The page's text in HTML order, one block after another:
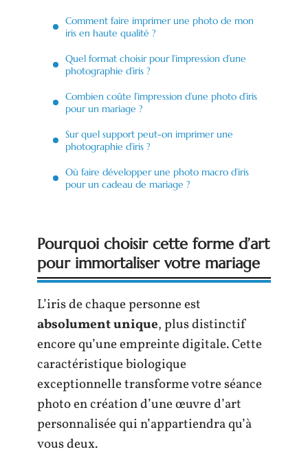
Comment faire imprimer une photo de mon
iris en haute qualité ?
Quel format choisir pour l’impression d’une
photographie d’iris ?
Combien coûte l’impression d’une photo d’iris
pour un mariage ?
Sur quel support peut-on imprimer une
photographie d’iris ?
Où faire développer une photo macro d’iris
pour un cadeau de mariage ?
Pourquoi choisir cette forme d’art
pour immortaliser votre mariage
L’iris de chaque personne est
absolument unique, plus distinctif
encore qu’une empreinte digitale. Cette
caractéristique biologique
exceptionnelle transforme votre séance
photo en création d’une œuvre d’art
personnalisée qui n’appartiendra qu’à
vous deux.